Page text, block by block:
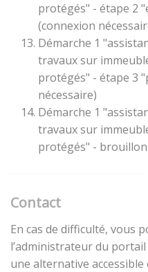
protégés" - étape 2
(connexion
Démarche 1
travaux sur
protégés" - étape 3
nécessaire)
Démarche 1
travaux sur
protégés" -
Contact
En cas de difficulté, vous
l’administrateur du
une alternative